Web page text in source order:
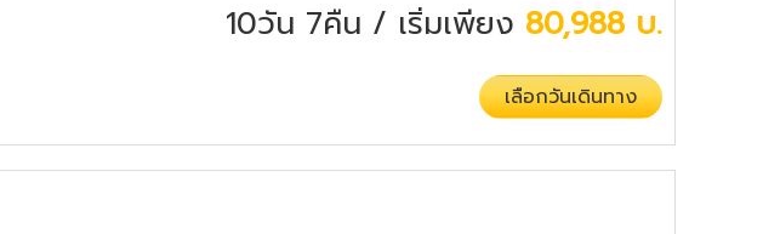
10วัน 7คืน / เริ่มเพียง 80,988บ.
เลือกวันเดินทาง